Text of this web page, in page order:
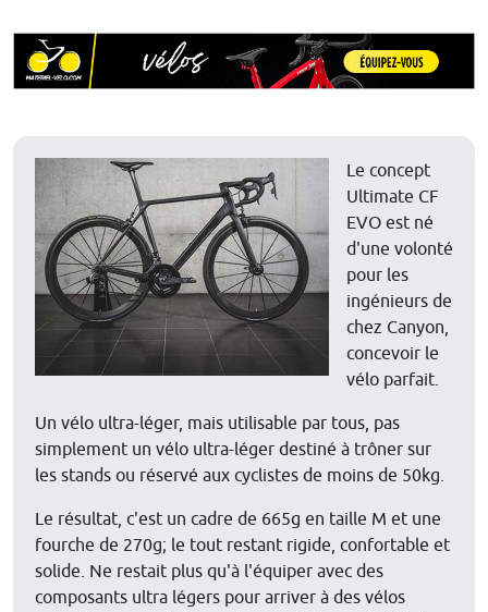
Le concept
Ultimate CF
EVO est né
d'une volonté
pour les
ingénieurs de
chez Canyon,
concevoir le
vélo parfait.
Un vélo ultra-léger, mais utilisable par tous, pas
simplement un vélo ultra-léger destiné à trôner sur
les stands ou réservé aux cyclistes de moins de 50kg.
Le résultat, c'est un cadre de 665g en taille M et une
fourche de 270g; le tout restant rigide, confortable et
solide. Ne restait plus qu'à l'équiper avec des
composants ultra légers pour arriver à des vélos